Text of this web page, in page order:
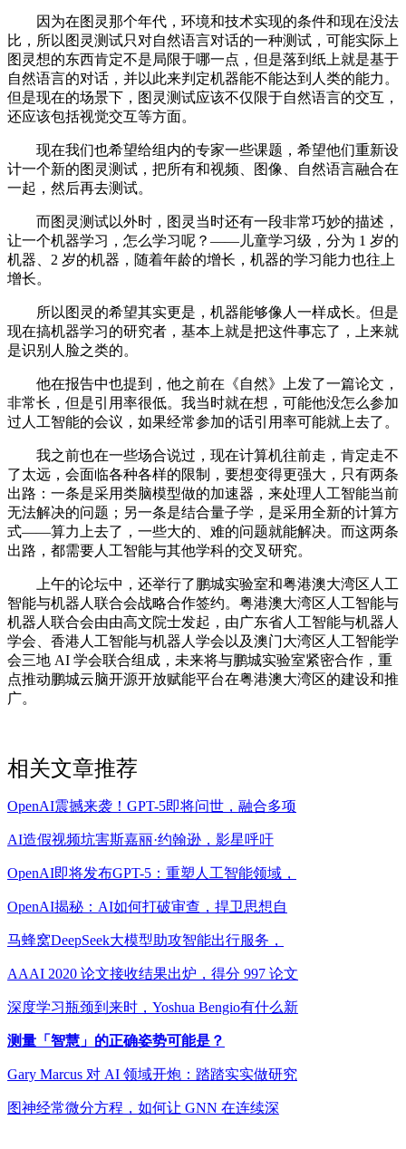
因为在图灵那个年代，环境和技术实现的条件和现在没法
比，所以图灵测试只对自然语言对话的一种测试，可能实际上
图灵想的东西肯定不是局限于哪一点，但是落到纸上就是基于
自然语言的对话，并以此来判定机器能不能达到人类的能力。
但是现在的场景下，图灵测试应该不仅限于自然语言的交互，
还应该包括视觉交互等方面。
现在我们也希望给组内的专家一些课题，希望他们重新设
计一个新的图灵测试，把所有和视频、图像、自然语言融合在
一起，然后再去测试。
而图灵测试以外时，图灵当时还有一段非常巧妙的描述，
让一个机器学习，怎么学习呢？——儿童学习级，分为 1 岁的
机器、2 岁的机器，随着年龄的增长，机器的学习能力也往上
增长。
所以图灵的希望其实更是，机器能够像人一样成长。但是
现在搞机器学习的研究者，基本上就是把这件事忘了，上来就
是识别人脸之类的。
他在报告中也提到，他之前在《自然》上发了一篇论文，
非常长，但是引用率很低。我当时就在想，可能他没怎么参加
过人工智能的会议，如果经常参加的话引用率可能就上去了。
我之前也在一些场合说过，现在计算机往前走，肯定走不
了太远，会面临各种各样的限制，要想变得更强大，只有两条
出路：一条是采用类脑模型做的加速器，来处理人工智能当前
无法解决的问题；另一条是结合量子学，是采用全新的计算方
式——算力上去了，一些大的、难的问题就能解决。而这两条
出路，都需要人工智能与其他学科的交叉研究。
上午的论坛中，还举行了鹏城实验室和粤港澳大湾区人工
智能与机器人联合会战略合作签约。粤港澳大湾区人工智能与
机器人联合会由由高文院士发起，由广东省人工智能与机器人
学会、香港人工智能与机器人学会以及澳门大湾区人工智能学
会三地 AI 学会联合组成，未来将与鹏城实验室紧密合作，重
点推动鹏城云脑开源开放赋能平台在粤港澳大湾区的建设和推
广。
相关文章推荐
OpenAI震撼来袭！GPT-5即将问世，融合多项
AI造假视频坑害斯嘉丽·约翰逊，影星呼吁
OpenAI即将发布GPT-5：重塑人工智能领域，
OpenAI揭秘：AI如何打破审查，捍卫思想自
马蜂窝DeepSeek大模型助攻智能出行服务，
AAAI 2020 论文接收结果出炉，得分 997 论文
深度学习瓶颈到来时，Yoshua Bengio有什么新
测量「智慧」的正确姿势可能是？
Gary Marcus 对 AI 领域开炮：踏踏实实做研究
图神经常微分方程，如何让 GNN 在连续深